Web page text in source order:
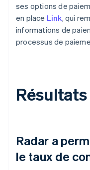
ses options de
en place Link, qui
informations de
processus de
Résultats
Radar a
le taux de